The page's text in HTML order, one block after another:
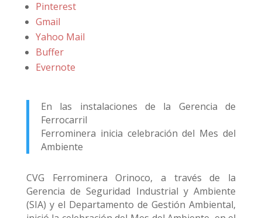
Pinterest
Gmail
Yahoo Mail
Buffer
Evernote
En las instalaciones de la Gerencia de
Ferrocarril
Ferrominera inicia celebración del Mes del
Ambiente
CVG Ferrominera Orinoco, a través de la
Gerencia de Seguridad Industrial y Ambiente
(SIA) y el Departamento de Gestión Ambiental,